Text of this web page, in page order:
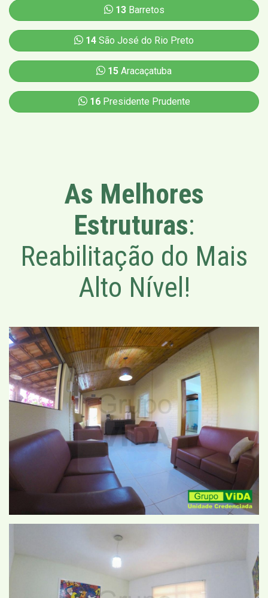
13Barretos
14 São José do Rio Preto
15 Aracaçatuba
16Presidente Prudente
As Melhores
Estruturas:
Reabilitação do Mais
Alto Nível!